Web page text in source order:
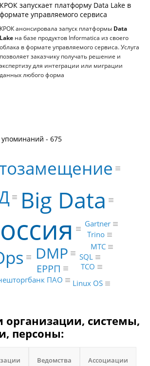
КРОК запускает платформу Data Lake в
формате управляемого сервиса
КРОК анонсировала запуск платформы Data
Lake на базе продуктов Informatica из своего
облака в формате управляемого сервиса. Услуга
позволяет заказчику получать решение и
экспертизу для интеграции или миграции
данных любого форма
- 675
Big Data
DMP
ЕРРП TCO
SQL
ПАО
МТС
Trino
Gartner
Linux OS
организации, системы,
персоны:
Ведомства Ассоциации